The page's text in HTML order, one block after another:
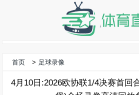
首页 > 足球录像
4月10日:2026欧协联1/4决赛首回